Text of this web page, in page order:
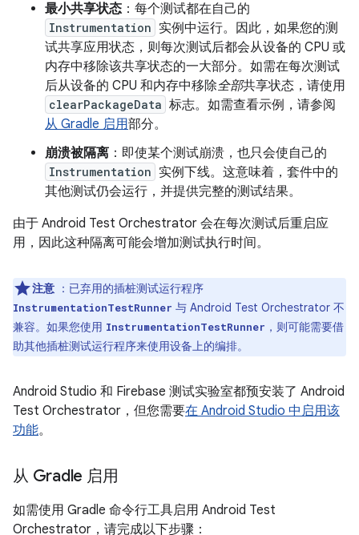
最小共享状态 ：每个测试都在自己的
Instrumentation 实例中运行。因此，如果您的测
试共享应用状态，则每次测试后都会从设备的 CPU 或
内存中移除该共享状态的一大部分。如需在每次测试
后从设备的 CPU 和内存中移除全部共享状态，请使用
clearPackageData 标志。如需查看示例，请参阅
从 Gradle 启用部分。
崩溃被隔离 ：即使某个测试崩溃，也只会使自己的
Instrumentation 实例下线。这意味着，套件中的
其他测试仍会运行，并提供完整的测试结果。
由于 Android Test Orchestrator 会在每次测试后重启应
用，因此这种隔离可能会增加测试执行时间。
注意 ：已弃用的插桩测试运行程序
InstrumentationTestRunner 与 Android Test Orchestrator 不
兼容。如果您使用 InstrumentationTestRunner ，则可能需要借
助其他插桩测试运行程序来使用设备上的编排。
Android Studio 和 Firebase 测试实验室都预安装了 Android
Test Orchestrator，但您需要在 Android Studio 中启用该
功能。
从 Gradle 启用
如需使用 Gradle 命令行工具启用 Android Test
Orchestrator，请完成以下步骤：